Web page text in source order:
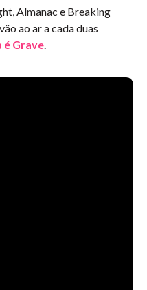
Almanac e Breaking
ao ar a cada duas
é Grave.